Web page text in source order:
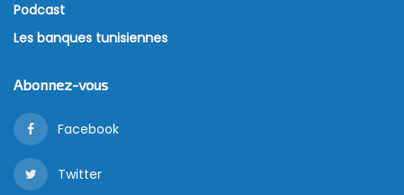
Podcast
Les banques tunisiennes
Abonnez-vous
Facebook
Twitter